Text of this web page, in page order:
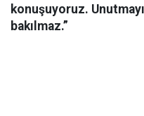
konuşuyoruz.
bakılmaz.”